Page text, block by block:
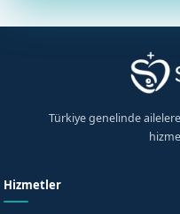
Türkiye genelinde
Hizmetler